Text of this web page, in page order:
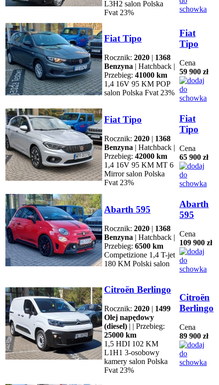
L3H2 salon Polska
Fvat 23%
Fiat Tipo
Rocznik: 2020 | 1368
Benzyna | Hatchback |
Przebieg: 41000 km
1,4 16V 95 KM POP
salon Polska Fvat 23%
Fiat
Tipo
Cena
59 900 zł
Fiat Tipo
Rocznik: 2020 | 1368
Benzyna | Hatchback |
Przebieg: 42000 km
1,4 16V 95 KM MT 6
Mirror salon Polska
Fvat 23%
Fiat
Tipo
Cena
65 900 zł
Abarth 595
Rocznik: 2020 | 1368
Benzyna | Hatchback |
Przebieg: 6500 km
Competizione 1,4 T-jet
180 KM Polski salon
Abarth
595
Cena
109 900 zł
Citroën Berlingo
Rocznik: 2020 | 1499
Olej napędowy
(diesel) | | Przebieg:
25000 km
1,5 HDI 102 KM
L1H1 3-osobowy
kamery salon Polska
Fvat 23%
Citroën
Berlingo
Cena
89 900 zł